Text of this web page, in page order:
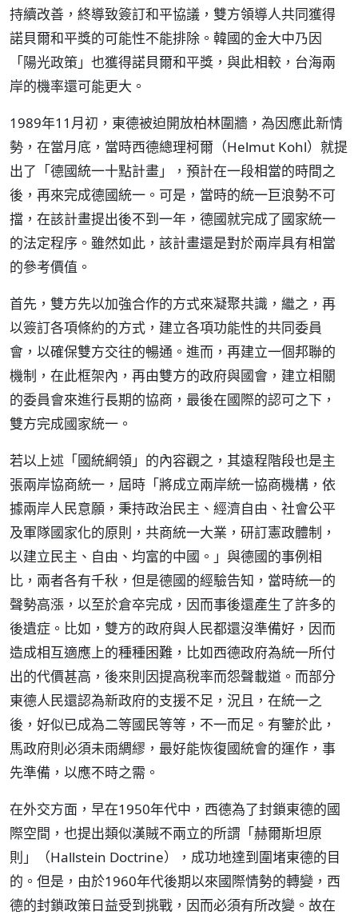
持續改善，終導致簽訂和平協議，雙方領導人共同獲得
諾貝爾和平獎的可能性不能排除。韓國的金大中乃因
「陽光政策」也獲得諾貝爾和平獎，與此相較，台海兩
岸的機率還可能更大。
1989年11月初，東德被迫開放柏林圍牆，為因應此新情
勢，在當月底，當時西德總理柯爾（Helmut Kohl）就提
出了「德國統一十點計畫」，預計在一段相當的時間之
後，再來完成德國統一。可是，當時的統一巨浪勢不可
擋，在該計畫提出後不到一年，德國就完成了國家統一
的法定程序。雖然如此，該計畫還是對於兩岸具有相當
的參考價值。
首先，雙方先以加強合作的方式來凝聚共識，繼之，再
以簽訂各項條約的方式，建立各項功能性的共同委員
會，以確保雙方交往的暢通。進而，再建立一個邦聯的
機制，在此框架內，再由雙方的政府與國會，建立相關
的委員會來進行長期的協商，最後在國際的認可之下，
雙方完成國家統一。
若以上述「國統綱領」的內容觀之，其遠程階段也是主
張兩岸協商統一，屆時「將成立兩岸統一協商機構，依
據兩岸人民意願，秉持政治民主、經濟自由、社會公平
及軍隊國家化的原則，共商統一大業，研訂憲政體制，
以建立民主、自由、均富的中國。」與德國的事例相
比，兩者各有千秋，但是德國的經驗告知，當時統一的
聲勢高漲，以至於倉卒完成，因而事後還產生了許多的
後遺症。比如，雙方的政府與人民都還沒準備好，因而
造成相互適應上的種種困難，比如西德政府為統一所付
出的代價甚高，後來則因提高稅率而怨聲載道。而部分
東德人民還認為新政府的支援不足，況且，在統一之
後，好似已成為二等國民等等，不一而足。有鑒於此，
馬政府則必須未雨綢繆，最好能恢復國統會的運作，事
先準備，以應不時之需。
在外交方面，早在1950年代中，西德為了封鎖東德的國
際空間，也提出類似漢賊不兩立的所謂「赫爾斯坦原
則」（Hallstein Doctrine），成功地達到圍堵東德的目
的。但是，由於1960年代後期以來國際情勢的轉變，西
德的封鎖政策日益受到挑戰，因而必須有所改變。故在